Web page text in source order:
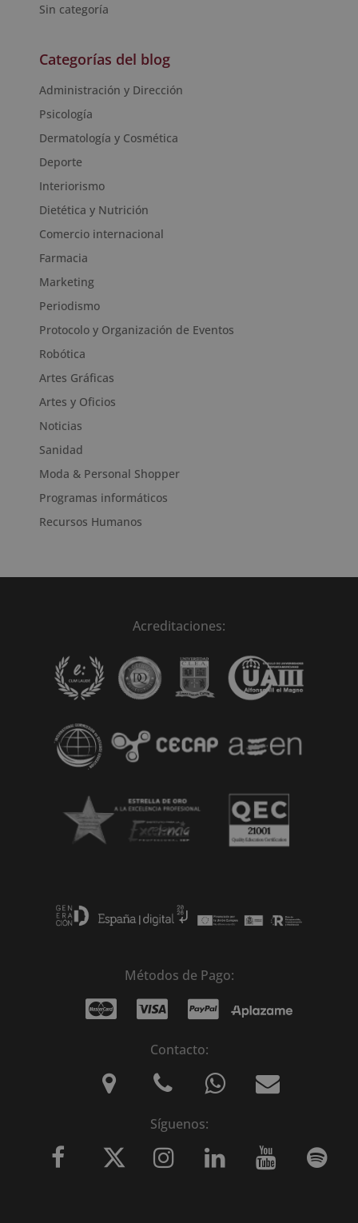
Sin categoría
Categorías del blog
Administración y Dirección
Psicología
Dermatología y Cosmética
Deporte
Interiorismo
Dietética y Nutrición
Comercio internacional
Farmacia
Marketing
Periodismo
Protocolo y Organización de Eventos
Robótica
Artes Gráficas
Artes y Oficios
Noticias
Sanidad
Moda & Personal Shopper
Programas informáticos
Recursos Humanos
Acreditaciones:
Métodos de Pago:
Contacto:
Síguenos: